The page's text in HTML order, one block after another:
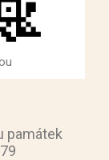
památek